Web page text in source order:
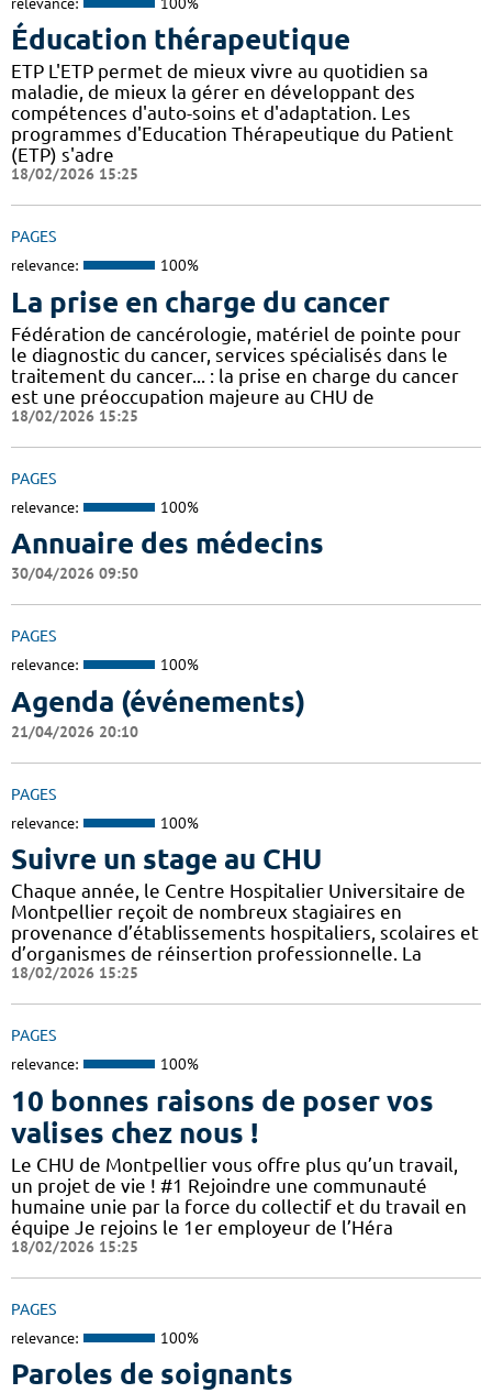
Éducation thérapeutique
ETP L'ETP permet de mieux vivre au quotidien sa
maladie, de mieux la gérer en développant des
compétences d'auto-soins et d'adaptation. Les
programmes d'Education Thérapeutique du Patient
(ETP) s'adre
18/02/2026 15:25
PAGES
relevance: 100%
La prise en charge du cancer
Fédération de cancérologie, matériel de pointe pour
le diagnostic du cancer, services spécialisés dans le
traitement du cancer... : la prise en charge du cancer
est une préoccupation majeure au CHU de
18/02/2026 15:25
PAGES
relevance: 100%
Annuaire des médecins
30/04/2026 09:50
PAGES
relevance: 100%
Agenda (événements)
21/04/2026 20:10
PAGES
relevance: 100%
Suivre un stage au CHU
Chaque année, le Centre Hospitalier Universitaire de
Montpellier reçoit de nombreux stagiaires en
provenance d’établissements hospitaliers, scolaires et
d’organismes de réinsertion professionnelle. La
18/02/2026 15:25
PAGES
relevance: 100%
10 bonnes raisons de poser vos
valises chez nous !
Le CHU de Montpellier vous offre plus qu’un travail,
un projet de vie ! #1 Rejoindre une communauté
humaine unie par la force du collectif et du travail en
équipe Je rejoins le 1er employeur de l’Héra
18/02/2026 15:25
PAGES
relevance: 100%
Paroles de soignants